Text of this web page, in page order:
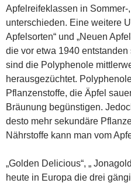
Apfelreifeklassen in Sommer-
unterschieden. Eine weitere
Apfelsorten“ und „Neuen
die vor etwa 1940
sind die Polyphenole
herausgezüchtet.
Pflanzenstoffe, die Äpfel
Bräunung begünstigen.
desto mehr sekundäre
Nährstoffe kann man vom
„Golden Delicious“, „
heute in Europa die drei